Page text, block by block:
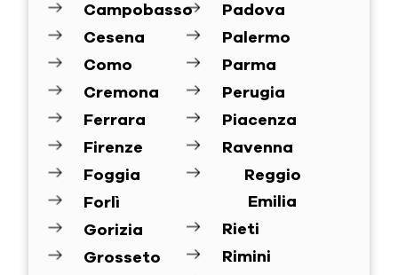
Campobasso
Cesena
Como
Cremona
Ferrara
Firenze
Foggia
Forlì
Gorizia
Grosseto
Padova
Palermo
Parma
Perugia
Piacenza
Ravenna
Reggio
Emilia
Rieti
Rimini